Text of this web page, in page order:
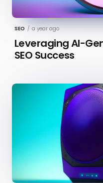
SEO / a year ago
Leveraging AI-
SEO Success